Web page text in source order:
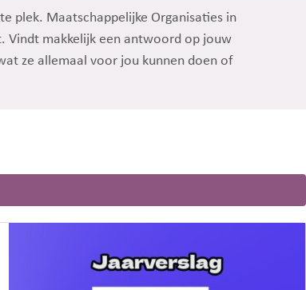
plek. Maatschappelijke Organisaties in
Vindt makkelijk een antwoord op jouw
ze allemaal voor jou kunnen doen of